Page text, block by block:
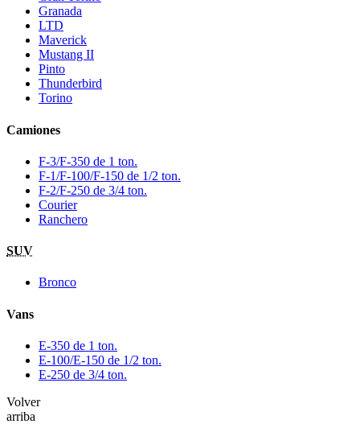
Granada
LTD
Maverick
Mustang II
Pinto
Thunderbird
Torino
Camiones
F-3/F-350 de 1 ton.
F-1/F-100/F-150 de 1/2 ton.
F-2/F-250 de 3/4 ton.
Courier
Ranchero
SUV
Bronco
Vans
E-350 de 1 ton.
E-100/E-150 de 1/2 ton.
E-250 de 3/4 ton.
Volver
arriba